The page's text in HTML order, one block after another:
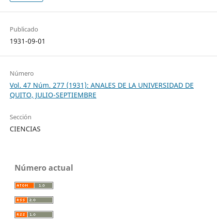
Publicado
1931-09-01
Número
Vol. 47 Núm. 277 (1931): ANALES DE LA UNIVERSIDAD DE
QUITO, JULIO-SEPTIEMBRE
Sección
CIENCIAS
Número actual